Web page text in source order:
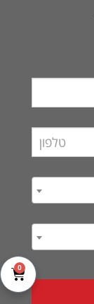
0